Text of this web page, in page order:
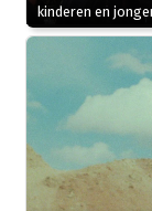
kinderen en